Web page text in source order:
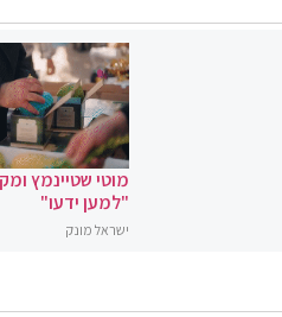
מוטי שטיינמץ
"למען ידעו"
ישראל מונק